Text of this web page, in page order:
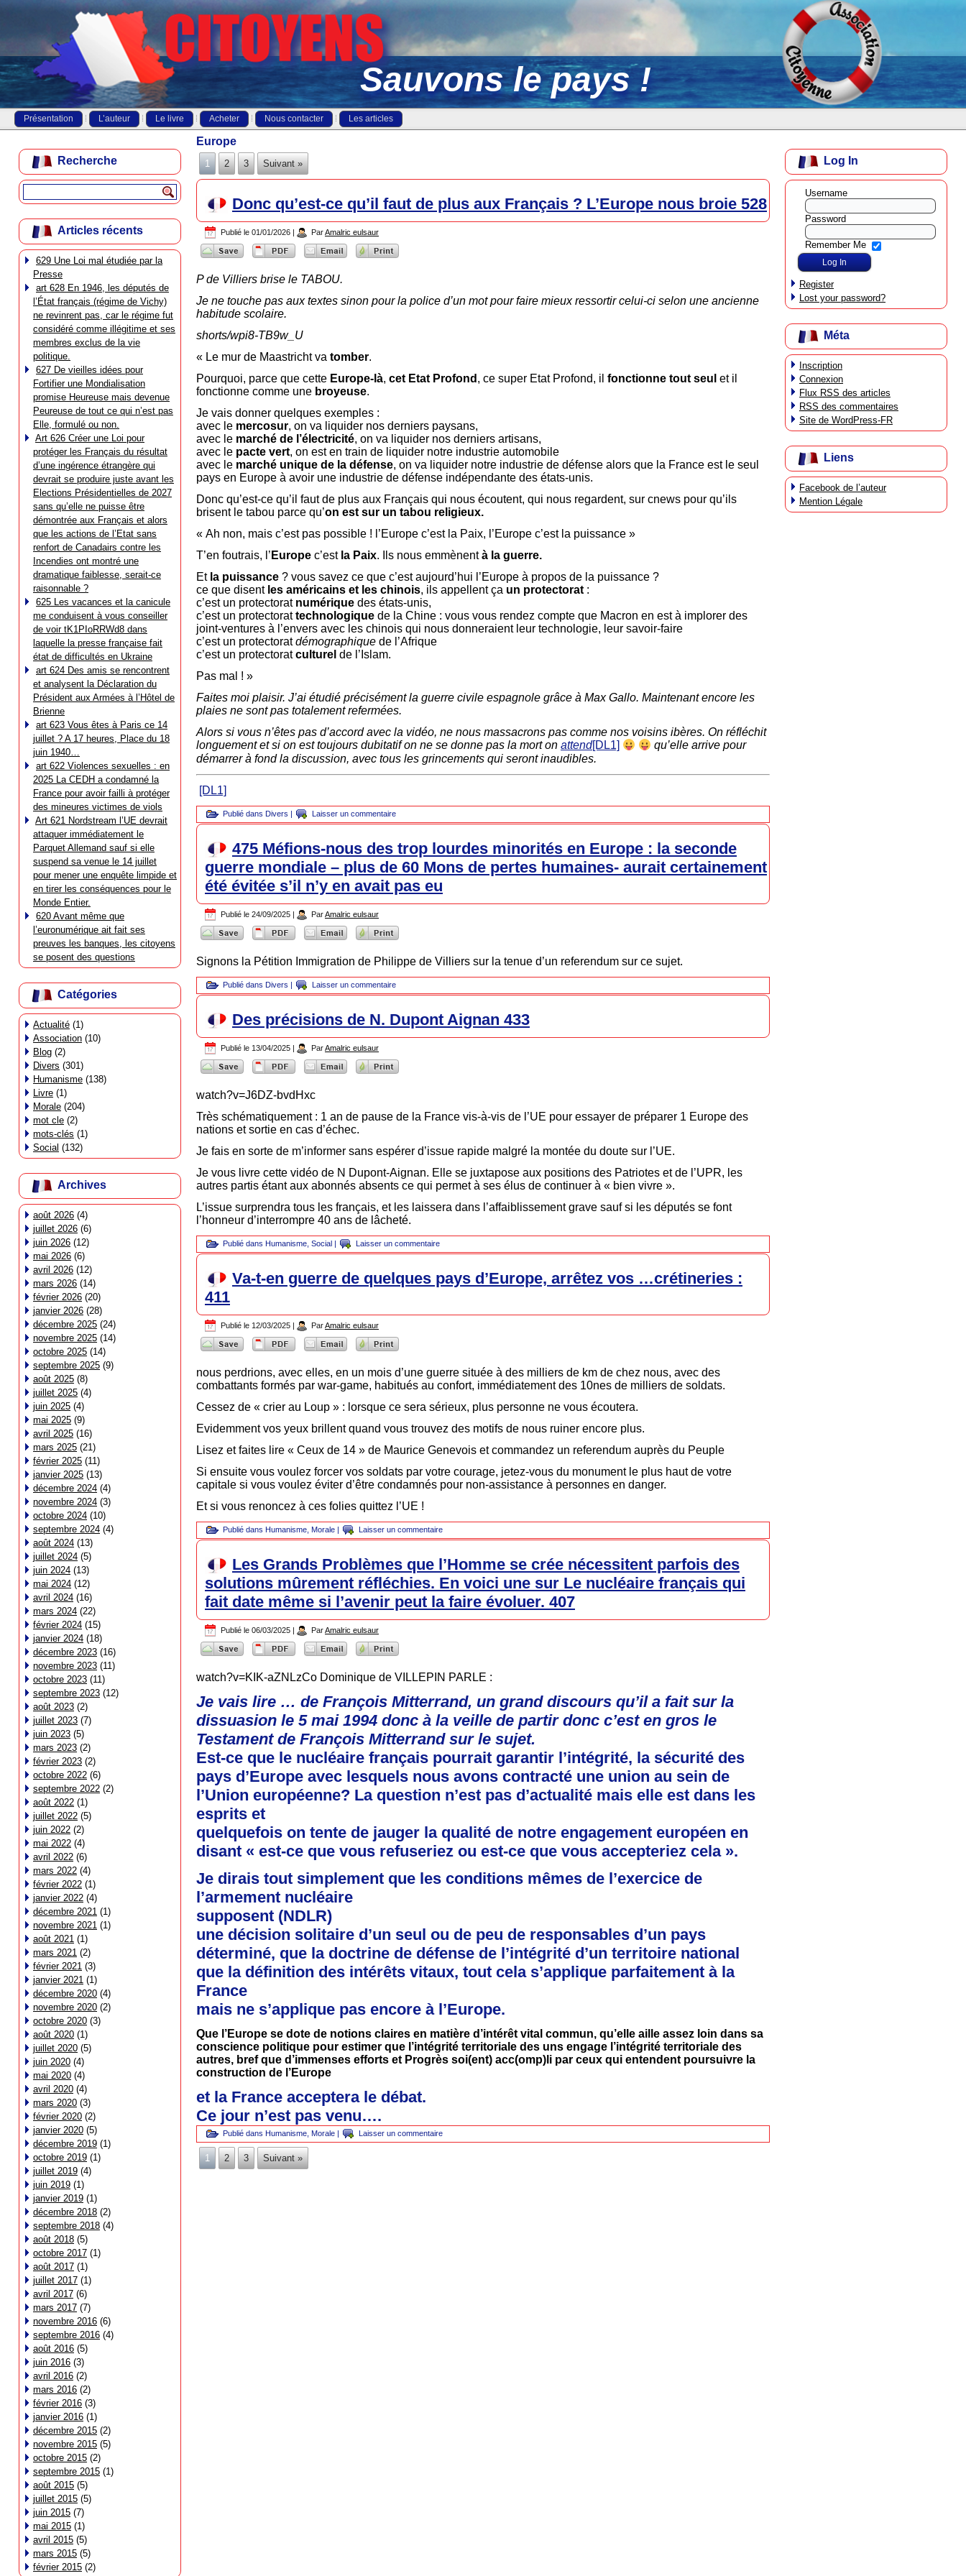
Sauvons le pays !
Présentation L’auteur Le livre Acheter Nous contacter Les articles
Recherche
Articles récents
629 Une Loi mal étudiée par la
Presse
art 628 En 1946, les députés de
l’État français (régime de Vichy)
ne revinrent pas, car le régime fut
considéré comme illégitime et ses
membres exclus de la vie
politique.
627 De vieilles idées pour
Fortifier une Mondialisation
promise Heureuse mais devenue
Peureuse de tout ce qui n’est pas
Elle, formulé ou non.
Art 626 Créer une Loi pour
protéger les Français du résultat
d’une ingérence étrangère qui
devrait se produire juste avant les
Elections Présidentielles de 2027
sans qu’elle ne puisse être
démontrée aux Français et alors
que les actions de l’Etat sans
renfort de Canadairs contre les
Incendies ont montré une
dramatique faiblesse, serait-ce
raisonnable ?
625 Les vacances et la canicule
me conduisent à vous conseiller
de voir tK1PIoRRWd8 dans
laquelle la presse française fait
état de difficultés en Ukraine
art 624 Des amis se rencontrent
et analysent la Déclaration du
Président aux Armées à l’Hôtel de
Brienne
art 623 Vous êtes à Paris ce 14
juillet ? A 17 heures, Place du 18
juin 1940…
art 622 Violences sexuelles : en
2025 La CEDH a condamné la
France pour avoir failli à protéger
des mineures victimes de viols
Art 621 Nordstream l’UE devrait
attaquer immédiatement le
Parquet Allemand sauf si elle
suspend sa venue le 14 juillet
pour mener une enquête limpide et
en tirer les conséquences pour le
Monde Entier.
620 Avant même que
l’euronumérique ait fait ses
preuves les banques, les citoyens
se posent des questions
Catégories
Actualité (1)
Association (10)
Blog (2)
Divers (301)
Humanisme (138)
Livre (1)
Morale (204)
mot cle (2)
mots-clés (1)
Social (132)
Archives
août 2026 (4)
juillet 2026 (6)
juin 2026 (12)
mai 2026 (6)
avril 2026 (12)
mars 2026 (14)
février 2026 (20)
janvier 2026 (28)
décembre 2025 (24)
novembre 2025 (14)
octobre 2025 (14)
septembre 2025 (9)
août 2025 (8)
juillet 2025 (4)
juin 2025 (4)
mai 2025 (9)
avril 2025 (16)
mars 2025 (21)
février 2025 (11)
janvier 2025 (13)
décembre 2024 (4)
novembre 2024 (3)
octobre 2024 (10)
septembre 2024 (4)
août 2024 (13)
juillet 2024 (5)
juin 2024 (13)
mai 2024 (12)
avril 2024 (16)
mars 2024 (22)
février 2024 (15)
janvier 2024 (18)
décembre 2023 (16)
novembre 2023 (11)
octobre 2023 (11)
septembre 2023 (12)
août 2023 (2)
juillet 2023 (7)
juin 2023 (5)
mars 2023 (2)
février 2023 (2)
octobre 2022 (6)
septembre 2022 (2)
août 2022 (1)
juillet 2022 (5)
juin 2022 (2)
mai 2022 (4)
avril 2022 (6)
mars 2022 (4)
février 2022 (1)
janvier 2022 (4)
décembre 2021 (1)
novembre 2021 (1)
août 2021 (1)
mars 2021 (2)
février 2021 (3)
janvier 2021 (1)
décembre 2020 (4)
novembre 2020 (2)
octobre 2020 (3)
août 2020 (1)
juillet 2020 (5)
juin 2020 (4)
mai 2020 (4)
avril 2020 (4)
mars 2020 (3)
février 2020 (2)
janvier 2020 (5)
décembre 2019 (1)
octobre 2019 (1)
juillet 2019 (4)
juin 2019 (1)
janvier 2019 (1)
décembre 2018 (2)
septembre 2018 (4)
août 2018 (5)
octobre 2017 (1)
août 2017 (1)
juillet 2017 (1)
avril 2017 (6)
mars 2017 (7)
novembre 2016 (6)
septembre 2016 (4)
août 2016 (5)
juin 2016 (3)
avril 2016 (2)
mars 2016 (2)
février 2016 (3)
janvier 2016 (1)
décembre 2015 (2)
novembre 2015 (5)
octobre 2015 (2)
septembre 2015 (1)
août 2015 (5)
juillet 2015 (5)
juin 2015 (7)
mai 2015 (1)
avril 2015 (5)
mars 2015 (5)
février 2015 (2)
Europe
1 2 3 Suivant »
Donc qu’est-ce qu’il faut de plus aux Français ? L’Europe nous broie 528
Publié le 01/01/2026 | ParAmalric eulsaur
P de Villiers brise le TABOU.
Je ne touche pas aux textes sinon pour la police d’un mot pour faire mieux ressortir celui-ci selon une ancienne
habitude scolaire.
shorts/wpi8-TB9w_U
« Le mur de Maastricht va tomber.
Pourquoi, parce que cette Europe-là, cet Etat Profond , ce super Etat Profond, il fonctionne tout seul et il
fonctionne comme une broyeuse.
Je vais donner quelques exemples :
avec le mercosur, on va liquider nos derniers paysans,
avec le marché de l’électricité, on va liquider nos derniers artisans,
avec le pacte vert, on est en train de liquider notre industrie automobile
avec le marché unique de la défense, on va liquider notre industrie de défense alors que la France est le seul
pays en Europe à avoir une industrie de défense indépendante des états-unis.
Donc qu’est-ce qu’il faut de plus aux Français qui nous écoutent, qui nous regardent, sur cnews pour qu’ils
brisent le tabou parce qu’on est sur un tabou religieux.
« Ah non, mais c’est pas possible ! l’Europe c’est la Paix, l’Europe c’est la puissance »
T’en foutrais, l’ Europe c’est la Paix. Ils nous emmènentà la guerre.
Et la puissance ? vous savez ce que c’est aujourd’hui l’Europe à propos de la puissance ?
ce que disent les américains et les chinois, ils appellent ça un protectorat :
c’est un protectorat numérique des états-unis,
c’est un protectorattechnologique de la Chine : vous vous rendez compte que Macron en est à implorer des
joint-ventures à l’envers avec les chinois qui nous donneraient leur technologie, leur savoir-faire
c’est un protectoratdémographique de l’Afrique
c’est un protectoratculturel de l’Islam.
Pas mal ! »
Faites moi plaisir. J’ai étudié précisément la guerre civile espagnole grâce à Max Gallo. Maintenant encore les
plaies ne sont pas totalement refermées.
Alors si vous n’êtes pas d’accord avec la vidéo, ne nous massacrons pas comme nos voisins ibères. On réfléchit
longuement et si on est toujours dubitatif on ne se donne pas la mort on attend [DL1]
qu’elle arrive pour
démarrer à fond la discussion, avec tous les grincements qui seront inaudibles.
[DL1]
Publié dans Divers | Laisser un commentaire
475 Méfions-nous des trop lourdes minorités en Europe : la seconde
guerre mondiale – plus de 60 Mons de pertes humaines- aurait certainement
été évitée s’il n’y en avait pas eu
Publié le 24/09/2025 | ParAmalric eulsaur
Signons la Pétition Immigration de Philippe de Villiers sur la tenue d’un referendum sur ce sujet.
Publié dans Divers | Laisser un commentaire
Des précisions de N. Dupont Aignan 433
Publié le 13/04/2025 | ParAmalric eulsaur
watch?v=J6DZ-bvdHxc
Très schématiquement : 1 an de pause de la France vis-à-vis de l’UE pour essayer de préparer 1 Europe des
nations et sortie en cas d’échec.
Je fais en sorte de m’informer sans espérer d’issue rapide malgré la montée du doute sur l’UE.
Je vous livre cette vidéo de N Dupont-Aignan. Elle se juxtapose aux positions des Patriotes et de l’UPR, les
autres partis étant aux abonnés absents ce qui permet à ses élus de continuer à « bien vivre ».
L’issue surprendra tous les français, et les laissera dans l’affaiblissement grave sauf si les députés se font
l’honneur d’interrompre 40 ans de lâcheté.
Publié dans Humanisme Social | Laisser un commentaire
Va-t-en guerre de quelques pays d’Europe, arrêtez vos …crétineries :
411
Publié le 12/03/2025 | ParAmalric eulsaur
nous perdrions, avec elles, en un mois d’une guerre située à des milliers de km de chez nous, avec des
combattants formés par war-game, habitués au confort, immédiatement des 10nes de milliers de soldats.
Cessez de « crier au Loup » : lorsque ce sera sérieux, plus personne ne vous écoutera.
Evidemment vos yeux brillent quand vous trouvez des motifs de nous ruiner encore plus.
Lisez et faites lire « Ceux de 14 » de Maurice Genevois et commandez un referendum auprès du Peuple
Si ensuite vous voulez forcer vos soldats par votre courage, jetez-vous du monument le plus haut de votre
capitale si vous voulez éviter d’être condamnés pour non-assistance à personnes en danger.
Et si vous renoncez à ces folies quittez l’UE !
Publié dans Humanisme Morale | Laisser un commentaire
Les Grands Problèmes que l’Homme se crée nécessitent parfois des
solutions mûrement réfléchies. En voici une sur Le nucléaire français qui
fait date même si l’avenir peut la faire évoluer. 407
Publié le 06/03/2025 ParAmalric eulsaur
watch?v=KIK-aZNLzCo Dominique de VILLEPIN PARLE :
Je vais lire … de François Mitterrand, un grand discours qu’il a fait sur la
dissuasion le 5 mai 1994 donc à la veille de partir donc c’est en gros le
Testament de François Mitterrand sur le sujet.
Est-ce que le nucléaire français pourrait garantir l’intégrité, la sécurité des
pays d’Europe avec lesquels nous avons contracté une union au sein de
l’Union européenne? La question n’est pas d’actualité mais elle est dans les
esprits et
quelquefois on tente de jauger la qualité de notre engagement européen en
disant « est-ce que vous refuseriez ou est-ce que vous accepteriez cela ».
Je dirais tout simplement que les conditions mêmes de l’exercice de
l’armement nucléaire
supposent (NDLR)
une décision solitaire d’un seul ou de peu de responsables d’un pays
déterminé, que la doctrine de défense de l’intégrité d’un territoire national
que la définition des intérêts vitaux, tout cela s’applique parfaitement à la
France
mais ne s’applique pas encore à l’Europe.
Que l’Europe se dote de notions claires en matière d’intérêt vital commun, qu’elle aille assez loin dans sa
conscience politique pour estimer que l’intégrité territoriale des uns engage l’intégrité territoriale des
autres, bref que d’immenses efforts et Progrès soi(ent) acc(omp)li par ceux qui entendent poursuivre la
construction de l’Europe
et la France acceptera le débat.
Ce jour n’est pas venu….
Publié dans Humanisme Morale Laisser un commentaire
1 2 3 Suivant »
Log In
Username
Password
Remember Me
Register
Lost your password?
Méta
Inscription
Connexion
Flux RSS des articles
RSS des commentaires
Site de WordPress-FR
Liens
Facebook de l’auteur
Mention Légale